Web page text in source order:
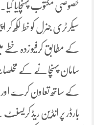
خصوصی مکتوب پہنچایا
سیکرٹری جنرل کو خط لکھ کر
کے مطابق کرفیو زدہ
سامان پہنچانے کے
کے ساتھ تعاون کرے اور
بارڈر پر انڈین ریڈ